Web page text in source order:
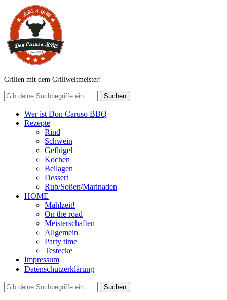
Grillen mit dem Grillweltmeister!
Wer ist Don Caruso BBQ
Rezepte
Rind
Schwein
Geflügel
Kochen
Beilagen
Dessert
Rub/Soßen/Marinaden
HOME
Mahlzeit!
On the road
Meisterschaften
Allgemein
Party time
Testecke
Impressum
Datenschutzerklärung